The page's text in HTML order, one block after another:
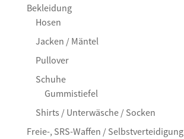
Bekleidung
Hosen
Jacken / Mäntel
Pullover
Schuhe
Gummistiefel
Shirts / Unterwäsche / Socken
Freie-, SRS-Waffen / Selbstverteidigung